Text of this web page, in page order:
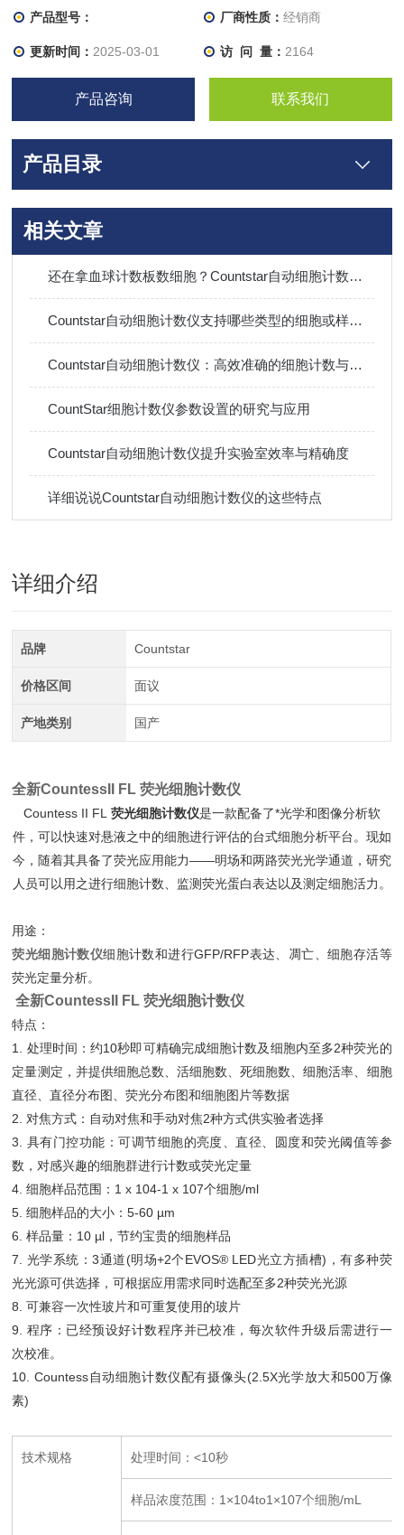
产品型号： 厂商性质： 经销商
更新时间： 2025-03-01 访 问 量： 2164
产品咨询 联系我们
产品目录
相关文章
还在拿血球计数板数细胞？Countstar自动细胞计数仪，秒出活率告别人眼误差！
Countstar自动细胞计数仪支持哪些类型的细胞或样本的计数？
Countstar自动细胞计数仪：高效准确的细胞计数与分析利器
CountStar细胞计数仪参数设置的研究与应用
Countstar自动细胞计数仪提升实验室效率与精确度
详细说说Countstar自动细胞计数仪的这些特点
详细介绍
品牌 Countstar
价格区间 面议
产地类别 国产
全新CountessII FL 荧光细胞计数仪
Countess II FL 荧光细胞计数仪是一款配备了*光学和图像分析软
件，可以快速对悬液之中的细胞进行评估的台式细胞分析平台。现如
今，随着其具备了荧光应用能力——明场和两路荧光光学通道，研究
人员可以用之进行细胞计数、监测荧光蛋白表达以及测定细胞活力。
用途：
荧光细胞计数仪细胞计数和进行GFP/RFP表达、凋亡、细胞存活等
荧光定量分析。
全新CountessII FL 荧光细胞计数仪
特点：
1. 处理时间：约10秒即可精确完成细胞计数及细胞内至多2种荧光的
定量测定，并提供细胞总数、活细胞数、死细胞数、细胞活率、细胞
直径、直径分布图、荧光分布图和细胞图片等数据
2. 对焦方式：自动对焦和手动对焦2种方式供实验者选择
3. 具有门控功能：可调节细胞的亮度、直径、圆度和荧光阈值等参
数，对感兴趣的细胞群进行计数或荧光定量
4. 细胞样品范围：1 x 104-1 x 107个细胞/ml
5. 细胞样品的大小：5-60 µm
6. 样品量：10 µl，节约宝贵的细胞样品
7. 光学系统：3通道(明场+2个EVOS® LED光立方插槽)，有多种荧
光光源可供选择，可根据应用需求同时选配至多2种荧光光源
8. 可兼容一次性玻片和可重复使用的玻片
9. 程序：已经预设好计数程序并已校准，每次软件升级后需进行一
次校准。
10. Countess自动细胞计数仪配有摄像头(2.5X光学放大和500万像
素)
技术规格 处理时间：<10秒
样品浓度范围： 1 ×104to1 ×107个细胞/mL